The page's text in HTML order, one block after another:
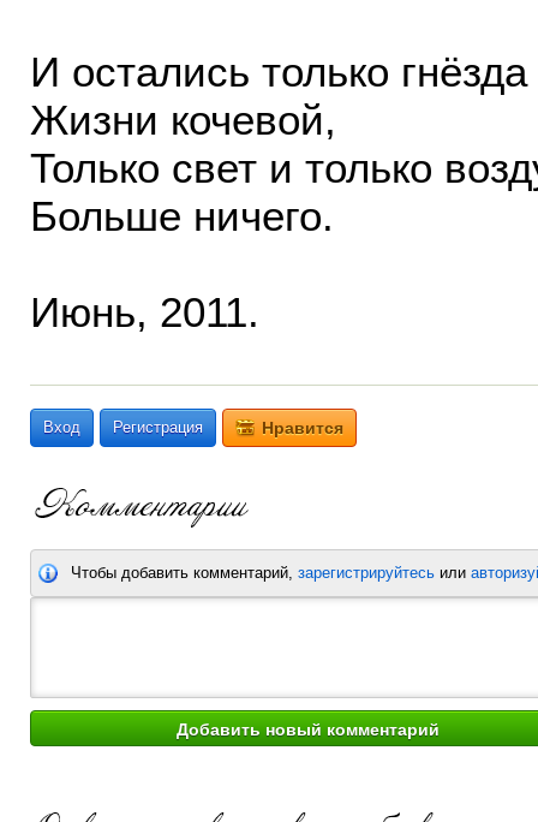
И остались только гнёзда
Жизни кочевой,
Только свет и только
Больше ничего.
Июнь, 2011.
Вход Регистрация Нравится
Чтобы добавить комментарий, зарегистрируйтесь или